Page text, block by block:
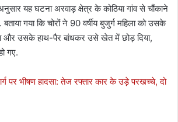
यह घटना अरवाड़ क्षेत्र के कोठिया गांव से चौंकाने
गया कि चोरों ने 90 वर्षीय बुजुर्ग महिला को उसके
और उसके हाथ-पैर बांधकर उसे खेत में छोड़ दिया,
गए.
पर भीषण हादसा: तेज रफ्तार कार के उड़े परखच्चे, दो